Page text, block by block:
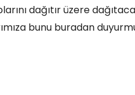
dağıtır üzere
bunu buradan